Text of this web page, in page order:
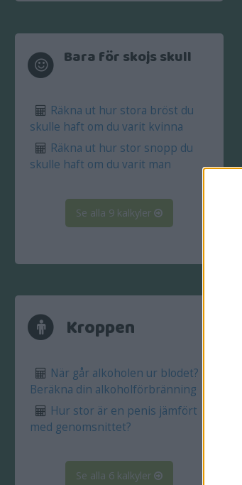
Bara för skojs skull
Räkna ut hur stora bröst du
skulle haft om du varit kvinna
Räkna ut hur stor snopp du
skulle haft om du varit man
Se alla 9 kalkyler
Kroppen
När går alkoholen ur blodet?
Beräkna din alkoholförbränning
Hur stor är en penis jämfört
med genomsnittet?
Se alla 6 kalkyler